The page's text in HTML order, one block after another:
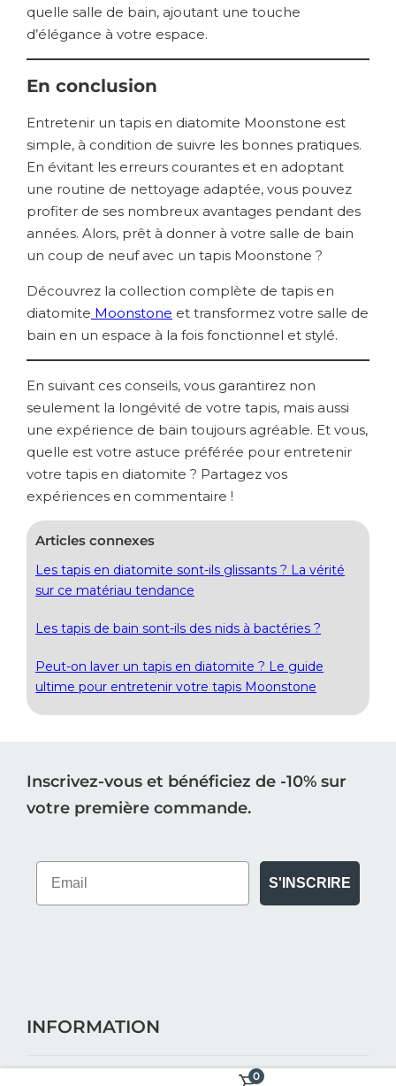
quelle salle de bain, ajoutant une touche
d’élégance à votre espace.
En conclusion
Entretenir un tapis en diatomite Moonstone est
simple, à condition de suivre les bonnes pratiques.
En évitant les erreurs courantes et en adoptant
une routine de nettoyage adaptée, vous pouvez
profiter de ses nombreux avantages pendant des
années. Alors, prêt à donner à votre salle de bain
un coup de neuf avec un tapis Moonstone ?
Découvrez la collection complète de tapis en
diatomite Moonstone et transformez votre salle de
bain en un espace à la fois fonctionnel et stylé.
En suivant ces conseils, vous garantirez non
seulement la longévité de votre tapis, mais aussi
une expérience de bain toujours agréable. Et vous,
quelle est votre astuce préférée pour entretenir
votre tapis en diatomite ? Partagez vos
expériences en commentaire !
Articles connexes
Les tapis en diatomite sont-ils glissants ? La vérité
sur ce matériau tendance
Les tapis de bain sont-ils des nids à bactéries ?
Peut-on laver un tapis en diatomite ? Le guide
ultime pour entretenir votre tapis Moonstone
Inscrivez-vous et bénéficiez de -10% sur
votre première commande.
S'INSCRIRE
INFORMATION
0